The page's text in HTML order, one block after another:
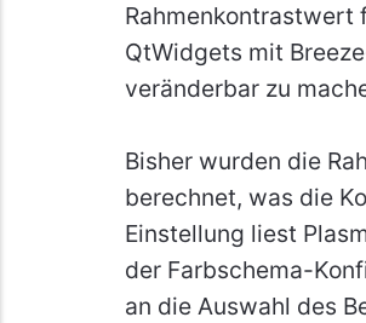
Rahmenkontrastwert
QtWidgets mit
veränderbar zu
Bisher wurden die
berechnet, was die
Einstellung liest
der Farbschema-
an die Auswahl des